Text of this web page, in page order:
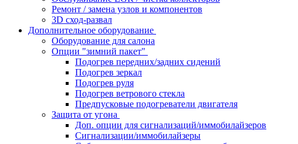
Ремонт / замена узлов и компонентов
3D сход-развал
Дополнительное оборудование
Оборудование для салона
Опции "зимний пакет"
Подогрев передних/задних сидений
Подогрев зеркал
Подогрев руля
Подогрев ветрового стекла
Предпусковые подогреватели двигателя
Защита от угона
Доп. опции для сигнализаций/иммобилайзеров
Сигнализации/иммобилайзеры